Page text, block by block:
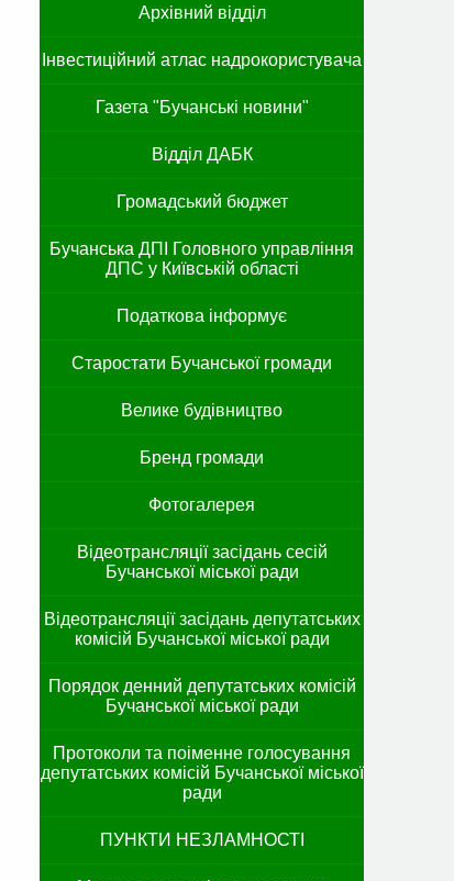
Архівний відділ
Інвестиційний атлас надрокористувача
Газета "Бучанські новини"
Відділ ДАБК
Громадський бюджет
Бучанська ДПІ Головного управління
ДПС у Київській області
Податкова інформує
Старостати Бучанської громади
Велике будівництво
Бренд громади
Фотогалерея
Відеотрансляції засідань сесій
Бучанської міської ради
Відеотрансляції засідань депутатських
комісій Бучанської міської ради
Порядок денний депутатських комісій
Бучанської міської ради
Протоколи та поіменне голосування
депутатських комісій Бучанської міської
ради
ПУНКТИ НЕЗЛАМНОСТІ